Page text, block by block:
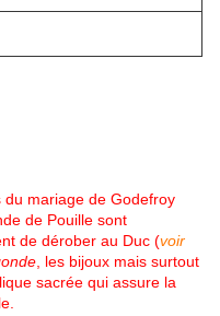
mariage de Godefroy
de Pouille sont
de dérober au Duc (voir
, les bijoux mais surtout
sacrée qui assure la